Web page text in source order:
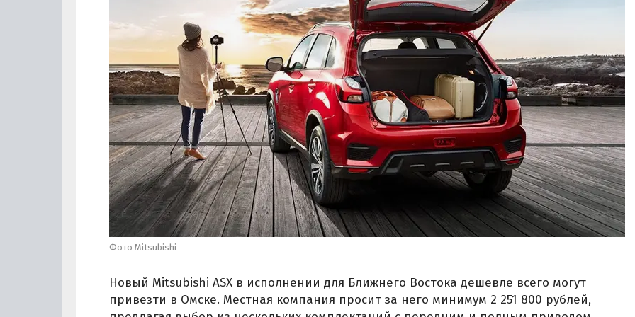
Фото Mitsubishi
Новый Mitsubishi ASX в исполнении для Ближнего Востока дешевле всего могут
привезти в Омске. Местная компания просит за него минимум 2 251 800 рублей,